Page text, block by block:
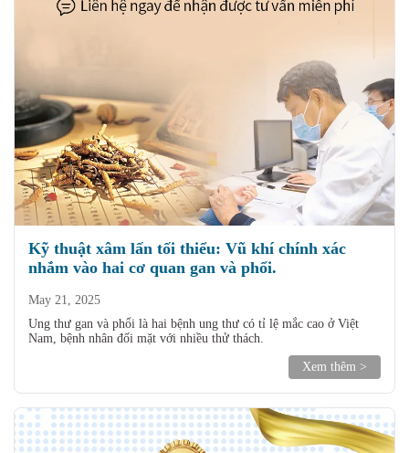
Kỹ thuật xâm lấn tối thiểu: Vũ khí chính xác
nhắm vào hai cơ quan gan và phổi.
May 21, 2025
Ung thư gan và phổi là hai bệnh ung thư có tỉ lệ mắc cao ở Việt
Nam, bệnh nhân đối mặt với nhiều thử thách.
Xem thêm >